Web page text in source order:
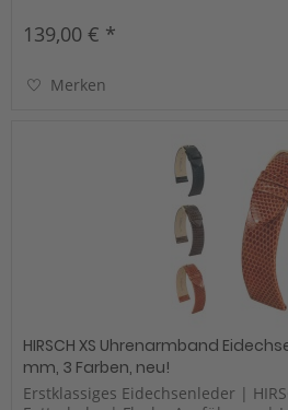
139,00 € *
Merken
HIRSCH XS Uhrenarmband
mm, 3 Farben, neu!
Erstklassiges Eidechsenleder |